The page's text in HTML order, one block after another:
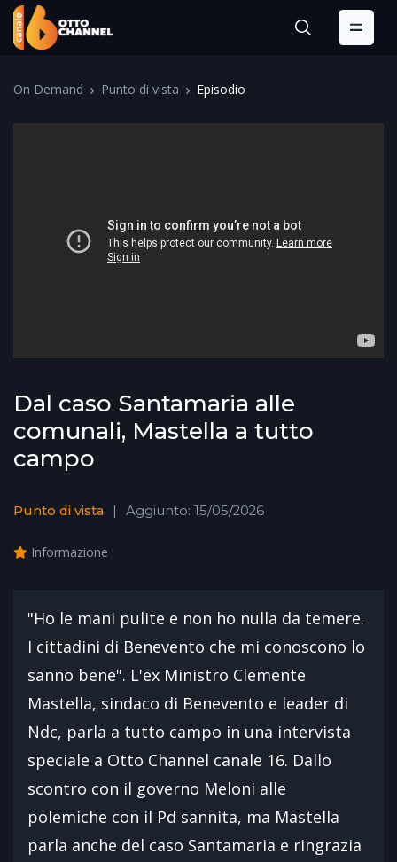
On Demand Punto di vista Episodio
Dal caso Santamaria alle
comunali, Mastella a tutto
campo
Punto di vista Aggiunto: 15/05/2026
Informazione
"Ho le mani pulite e non ho nulla da temere.
I cittadini di Benevento che mi conoscono lo
sanno bene". L'ex Ministro Clemente
Mastella, sindaco di Benevento e leader di
Ndc, parla a tutto campo in una intervista
speciale a Otto Channel canale 16. Dallo
scontro con il governo Meloni alle
polemiche con il Pd sannita, ma Mastella
parla anche del caso Santamaria e ringrazia